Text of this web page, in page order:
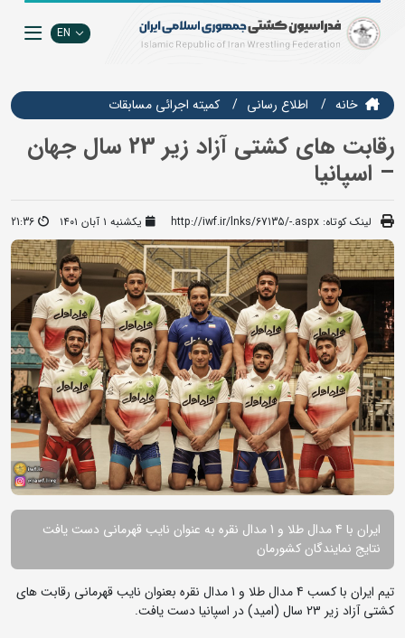
EN
خانه اطلاع رسانی كميته اجرائي مسابقات
رقابت های کشتی آزاد زیر 23 سال جهان
– اسپانیا
لینک کوتاه: http://iwf.ir/lnks/67135/-.aspx یکشنبه ۱ آبان ۱۴۰۱ 21:36
ایران با 4 مدال طلا و 1 مدال نقره به عنوان نایب قهرمانی دست یافت
نتایج نمایندگان کشورمان
تیم ایران با کسب 4 مدال طلا و 1 مدال نقره بعنوان نایب قهرمانی رقابت های
کشتی آزاد زیر 23 سال (امید) در اسپانیا دست یافت.